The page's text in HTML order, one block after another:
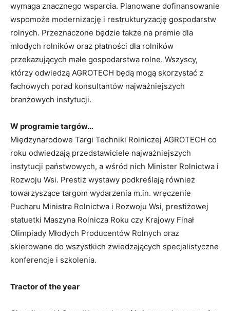
wymaga znacznego wsparcia. Planowane dofinansowanie
wspomoże modernizację i restrukturyzację gospodarstw
rolnych. Przeznaczone będzie także na premie dla
młodych rolników oraz płatności dla rolników
przekazujących małe gospodarstwa rolne. Wszyscy,
którzy odwiedzą AGROTECH będą mogą skorzystać z
fachowych porad konsultantów najważniejszych
branżowych instytucji.
W programie targów…
Międzynarodowe Targi Techniki Rolniczej AGROTECH co
roku odwiedzają przedstawiciele najważniejszych
instytucji państwowych, a wśród nich Minister Rolnictwa i
Rozwoju Wsi. Prestiż wystawy podkreślają również
towarzyszące targom wydarzenia m.in. wręczenie
Pucharu Ministra Rolnictwa i Rozwoju Wsi, prestiżowej
statuetki Maszyna Rolnicza Roku czy Krajowy Finał
Olimpiady Młodych Producentów Rolnych oraz
skierowane do wszystkich zwiedzających specjalistyczne
konferencje i szkolenia.
Tractor of the year